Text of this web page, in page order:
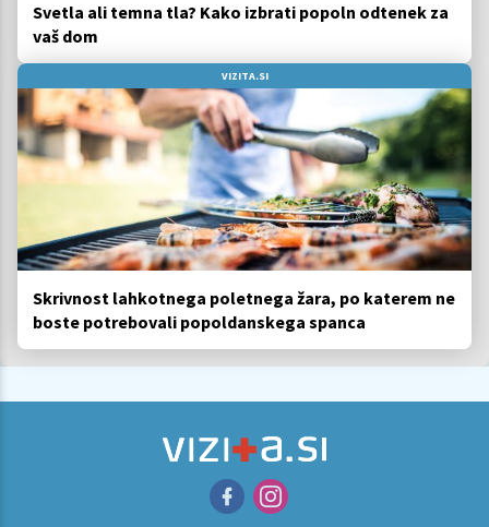
Svetla ali temna tla? Kako izbrati popoln odtenek za
vaš dom
VIZITA.SI
Skrivnost lahkotnega poletnega žara, po katerem ne
boste potrebovali popoldanskega spanca